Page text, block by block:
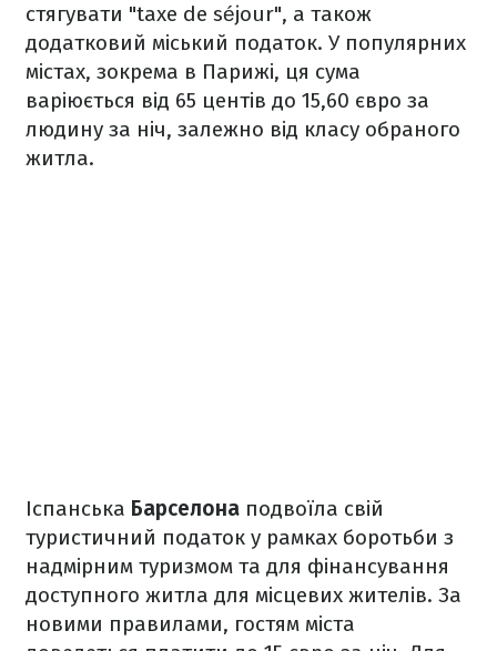
стягувати "taxe de séjour", а також
додатковий міський податок. У популярних
містах, зокрема в Парижі, ця сума
варіюється від 65 центів до 15,60 євро за
людину за ніч, залежно від класу обраного
житла.
Іспанська Барселона подвоїла свій
туристичний податок у рамках боротьби з
надмірним туризмом та для фінансування
доступного житла для місцевих жителів. За
новими правилами, гостям міста